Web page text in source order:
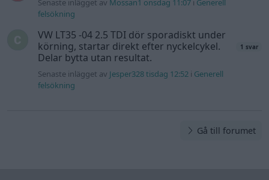
Senaste inlägget av Mossan1 onsdag 11:07 i Generell
felsökning
VW LT35 -04 2.5 TDI dör sporadiskt under
körning, startar direkt efter nyckelcykel.
Delar bytta utan resultat.
1 svar
Senaste inlägget av Jesper328 tisdag 12:52 i Generell
felsökning
Gå till forumet